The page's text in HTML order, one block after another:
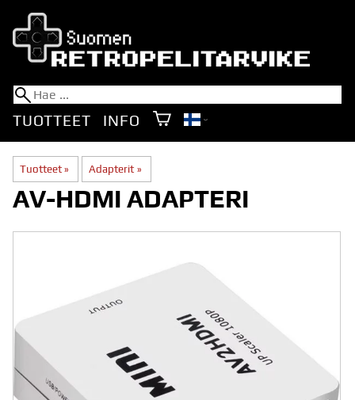
TUOTTEET INFO
Tuotteet ‪» Adapterit ‪»
AV-HDMI ADAPTERI